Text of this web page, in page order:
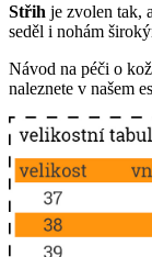
Střih je zvolen tak,
seděl i nohám
Návod na péči o
naleznete v našem